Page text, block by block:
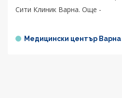
Сити Клиник Варна. Още -
Медицински център Варна